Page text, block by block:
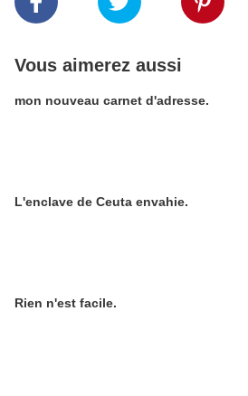
Vous aimerez aussi
mon nouveau carnet d'adresse.
L'enclave de Ceuta envahie.
Rien n'est facile.